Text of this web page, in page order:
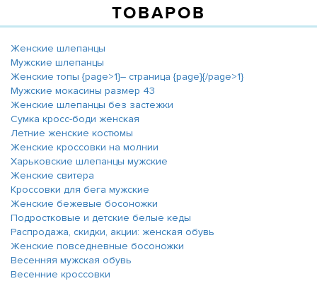
ТОВАРОВ
Женские шлепанцы
Мужские шлепанцы
Женские топы {page>1}― страница {page}{/page>1}
Мужские мокасины размер 43
Женские шлепанцы без застежки
Сумка кросс-боди женская
Летние женские костюмы
Женские кроссовки на молнии
Харьковские шлепанцы мужские
Женские свитера
Кроссовки для бега мужские
Женские бежевые босоножки
Подростковые и детские белые кеды
Распродажа, скидки, акции: женская обувь
Женские повседневные босоножки
Весенняя мужская обувь
Весенние кроссовки